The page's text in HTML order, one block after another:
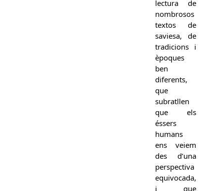
lectura de
nombrosos
textos de
saviesa, de
tradicions i
èpoques
ben
diferents,
que
subratllen
que els
éssers
humans
ens veiem
des d’una
perspectiva
equivocada,
i que